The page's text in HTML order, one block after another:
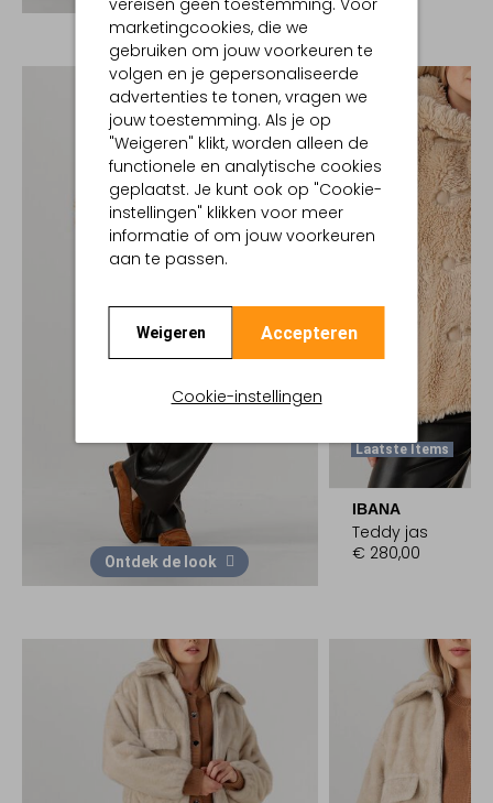
vereisen geen toestemming. Voor
marketingcookies, die we
gebruiken om jouw voorkeuren te
volgen en je gepersonaliseerde
advertenties te tonen, vragen we
jouw toestemming. Als je op
"Weigeren" klikt, worden alleen de
functionele en analytische cookies
geplaatst. Je kunt ook op "Cookie-
instellingen" klikken voor meer
informatie of om jouw voorkeuren
aan te passen.
Weigeren Accepteren
Cookie-instellingen
Ontdek de look
Laatste Items
IBANA
Teddy jas
€ 280,00